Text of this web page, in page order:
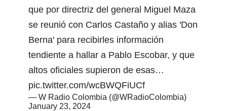
que por directriz del general Miguel Maza
se reunió con Carlos Castaño y alias 'Don
Berna' para recibirles información
tendiente a hallar a Pablo Escobar, y que
altos oficiales supieron de esas…
pic.twitter.com/wcBWQFiUCf
— W Radio Colombia (@WRadioColombia)
January 23, 2024